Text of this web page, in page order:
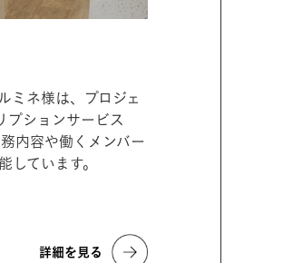
ミネ様は、プロジェ
プションサービス
内容や働くメンバー
ています。
詳細を見る